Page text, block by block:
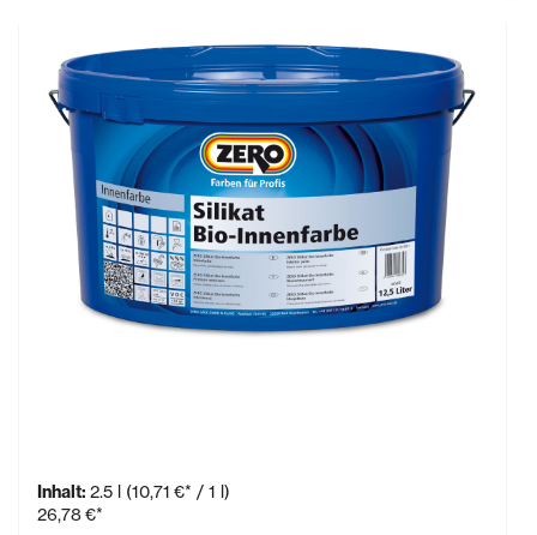
Inhalt: 2.5 l (10,71 €* / 1 l)
26,78 €*